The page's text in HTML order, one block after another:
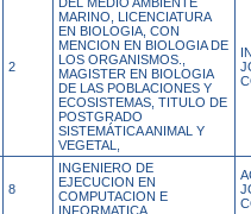
2
MARINO, LICENCIATURA
EN BIOLOGIA, CON
MENCION EN BIOLOGIA DE
LOS ORGANISMOS.,
MAGISTER EN BIOLOGIA
DE LAS POBLACIONES Y
ECOSISTEMAS, TITULO DE
POSTGRADO
SISTEMÁTICA ANIMAL Y
VEGETAL,
8
INGENIERO DE
EJECUCION EN
COMPUTACION E
INFORMATICA,